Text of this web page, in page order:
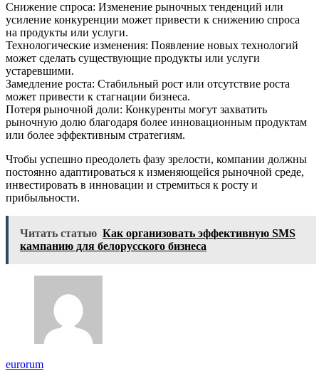
Снижение спроса: Изменение рыночных тенденций или
усиление конкуренции может привести к снижению спроса
на продукты или услуги.
Технологические изменения: Появление новых технологий
может сделать существующие продукты или услуги
устаревшими.
Замедление роста: Стабильный рост или отсутствие роста
может привести к стагнации бизнеса.
Потеря рыночной доли: Конкуренты могут захватить
рыночную долю благодаря более инновационным продуктам
или более эффективным стратегиям.
Чтобы успешно преодолеть фазу зрелости, компании должны
постоянно адаптироваться к изменяющейся рыночной среде,
инвестировать в инновации и стремиться к росту и
прибыльности.
Читать статью Как организовать эффективную SMS
кампанию для белорусского бизнеса
eurorum